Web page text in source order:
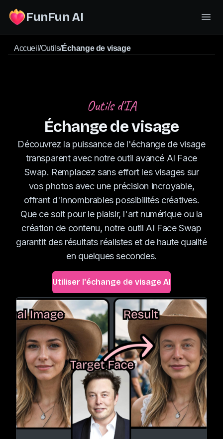
FunFun AI
Accueil/Outils/Échange de visage
Outils d'IA
Échange de visage
Découvrez la puissance de l'échange de visage
transparent avec notre outil avancé AI Face
Swap. Remplacez sans effort les visages sur
vos photos avec une précision incroyable,
offrant d'innombrables possibilités créatives.
Que ce soit pour le plaisir, l'art numérique ou la
création de contenu, notre outil AI Face Swap
garantit des résultats réalistes et de haute qualité
en quelques secondes.
Utiliser l'échange de visage AI